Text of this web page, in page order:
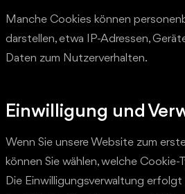
Manche Cookies können
darstellen, etwa IP-Adressen,
Daten zum Nutzerverhalten.
Einwilligung und
Wenn Sie unsere Website zum
können Sie wählen, welche Cookie-
Die Einwilligungsverwaltung erfolgt